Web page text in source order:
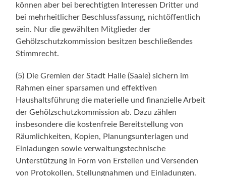
können aber bei berechtigten Interessen Dritter und
bei mehrheitlicher Beschlussfassung, nichtöffentlich
sein. Nur die gewählten Mitglieder der
Gehölzschutzkommission besitzen beschließendes
Stimmrecht.
(5) Die Gremien der Stadt Halle (Saale) sichern im
Rahmen einer sparsamen und effektiven
Haushaltsführung die materielle und finanzielle Arbeit
der Gehölzschutzkommission ab. Dazu zählen
insbesondere die kostenfreie Bereitstellung von
Räumlichkeiten, Kopien, Planungsunterlagen und
Einladungen sowie verwaltungstechnische
Unterstützung in Form von Erstellen und Versenden
von Protokollen, Stellungnahmen und Einladungen.